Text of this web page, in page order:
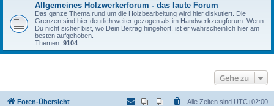
Allgemeines Holzwerkerforum - das laute Forum
Das ganze Thema rund um die Holzbearbeitung wird hier diskutiert. Die
Grenzen sind hier deutlich weiter gezogen als im Handwerkzeugforum. Wenn
Du nicht sicher bist, wo Dein Beitrag hingehört, ist er wahrscheinlich hier am
besten aufgehoben.
Themen: 9104
Gehe zu
Foren-Übersicht Alle Zeiten sind UTC+02:00